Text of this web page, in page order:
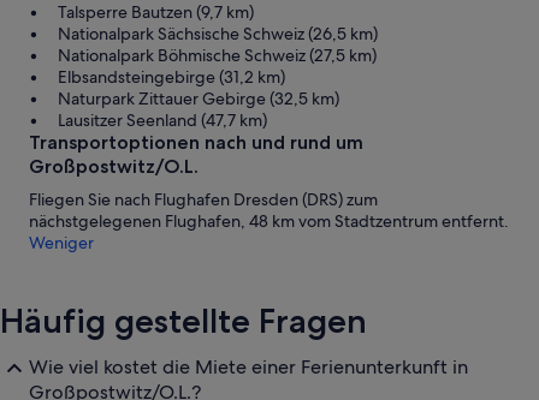
Talsperre Bautzen (9,7 km)
Nationalpark Sächsische Schweiz (26,5 km)
Nationalpark Böhmische Schweiz (27,5 km)
Elbsandsteingebirge (31,2 km)
Naturpark Zittauer Gebirge (32,5 km)
Lausitzer Seenland (47,7 km)
Transportoptionen nach und rund um
Großpostwitz/O.L.
Fliegen Sie nach Flughafen Dresden (DRS) zum
nächstgelegenen Flughafen, 48 km vom Stadtzentrum entfernt.
Weniger
Häufig gestellte Fragen
Wie viel kostet die Miete einer Ferienunterkunft in
Großpostwitz/O.L.?